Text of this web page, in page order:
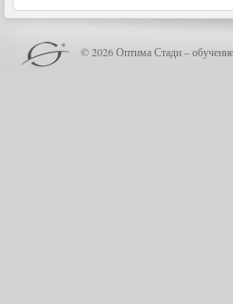
© 2026 Оптима Стади –